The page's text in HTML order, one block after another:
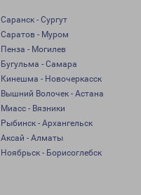
Саранск - Сургут
Саратов - Муром
Пенза - Могилев
Бугульма - Самара
Кинешма - Новочеркасск
Вышний Волочек - Астана
Миасс - Вязники
Рыбинск - Архангельск
Аксай - Алматы
Ноябрьск - Борисоглебск